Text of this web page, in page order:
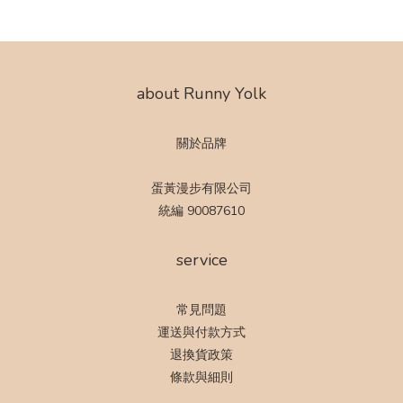
about Runny Yolk
關於品牌
蛋黃漫步有限公司
統編 90087610
service
常見問題
運送與付款方式
退換貨政策
條款與細則